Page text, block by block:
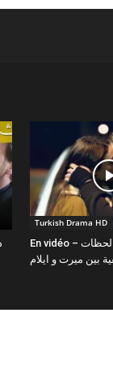
Turkish Drama HD
En vidéo – في الداخل – لحظات